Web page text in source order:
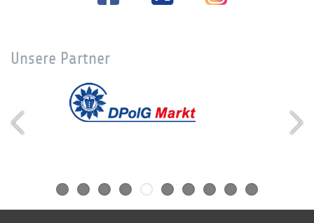
Unsere Partner